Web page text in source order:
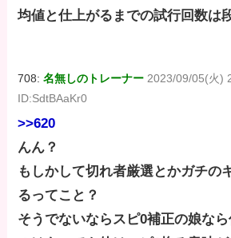
均値と仕上がるまでの試行回数は
708:名無しのトレーナー 2023/09/05(火)
ID:SdtBAaKr0
>>620
んん？
もしかして切れ者厳選とかガチの
るってこと？
そうでないならスピ0補正の娘な